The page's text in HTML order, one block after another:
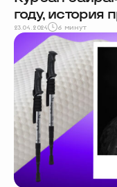
году, история
23.04.2024 6 минут